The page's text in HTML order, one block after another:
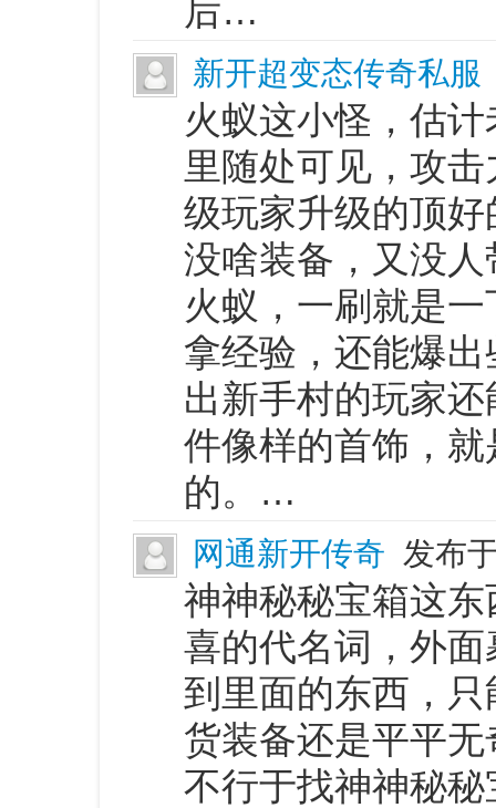
后…
新开超变态传奇私服
火蚁这小怪，估
里随处可见，攻
级玩家升级的顶
没啥装备，又没
火蚁，一刷就是
拿经验，还能爆
出新手村的玩家
件像样的首饰，
的。…
网通新开传奇 发布
神神秘秘宝箱这
喜的代名词，外
到里面的东西，
货装备还是平平
不行于找神神秘